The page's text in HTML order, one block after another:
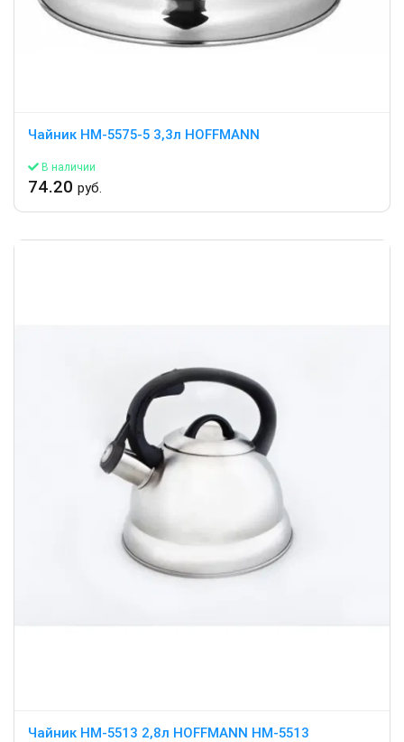
Чайник HM-5575-5 3,3л HOFFMANN
В наличии
74.20 руб.
Чайник HM-5513 2,8л HOFFMANN HM-5513